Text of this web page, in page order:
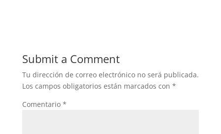
Submit a Comment
Tu dirección de correo electrónico no será publicada.
Los campos obligatorios están marcados con *
Comentario *